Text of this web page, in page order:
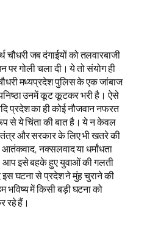
चौधरी जब दंगाईयों को तलवारबाजी
पर गोली चला दी। ये तो संयोग ही
मध्यप्रदेश पुलिस के एक जांबाज
उनमें कूट कूटकर भरी है। ऐसे
प्रदेश का ही कोई नौजवान नफरत
से ये चिंता की बात है। ये न केवल
और सरकार के लिए भी खतरे की
नक्सलवाद या धर्मांधता
इसे बहके हुए युवाओं की गलती
घटना से प्रदेश ने मुंह चुराने की
भविष्य में किसी बड़ी घटना को
रहे हैं।